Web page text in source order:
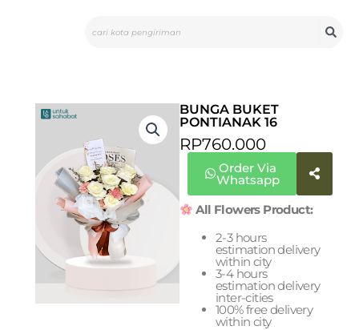
BUNGA BUKET
PONTIANAK 16
RP760.000
Order Via
Whatsapp
All Flowers Product:
2-3 hours
estimation delivery
within city
3-4 hours
estimation delivery
inter-cities
100% free delivery
within city